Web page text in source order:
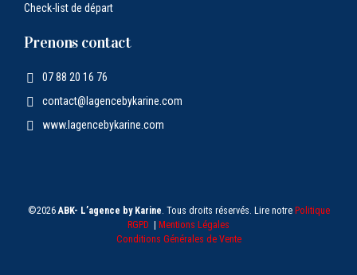
Check-list de départ
Prenons contact
07 88 20 16 76
contact@lagencebykarine.com
www.lagencebykarine.com
©2026ABK- L’agence by Karine. Tous droits réservés. Lire notre Politique
RGPD
Mentions Légales
Conditions Générales de Vente